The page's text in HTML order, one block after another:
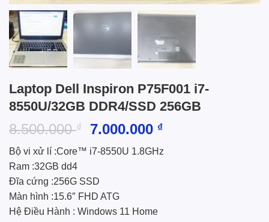
Laptop Dell Inspiron P75F001 i7-
8550U/32GB DDR4/SSD 256GB
8.500.000₫
Giá
gốc
là:
7.000.000 ₫Giá
tại
Bộ vi xử lí :Core™ i7-8550U 1.8GHz
Ram :32GB dd4
Đĩa cứng :256G SSD
Màn hình :15.6″ FHD ATG
Hệ Điều Hành : Windows 11 Home